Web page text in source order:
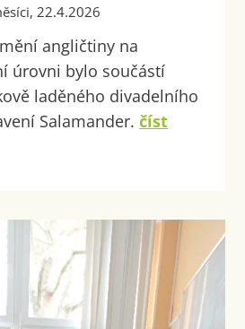
22.4.2026
angličtiny na
úrovni bylo součástí
laděného divadelního
Salamander.číst